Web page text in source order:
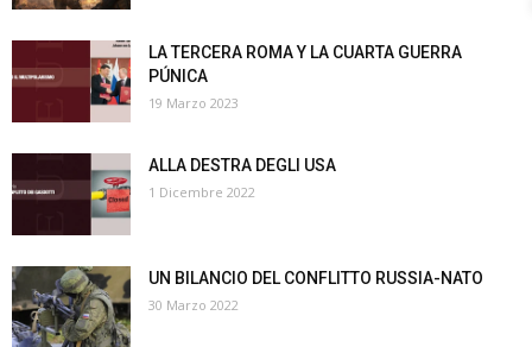
LA TERCERA ROMA Y LA CUARTA GUERRA
PÚNICA
19 Marzo 2023
ALLA DESTRA DEGLI USA
1 Dicembre 2022
UN BILANCIO DEL CONFLITTO RUSSIA-NATO
30 Marzo 2022